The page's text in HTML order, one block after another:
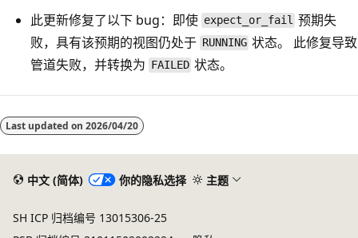
此更新修复了以下 bug：即使 expect_or_fail 预期失
败，具有该预期的视图仍处于 RUNNING 状态。 此修复导致
管道失败，并转换为 FAILED 状态。
阅
读Last updated on 2026/04/20
中文 (简体) 你的隐私选择 主题
SH ICP 归档编号 13015306-25